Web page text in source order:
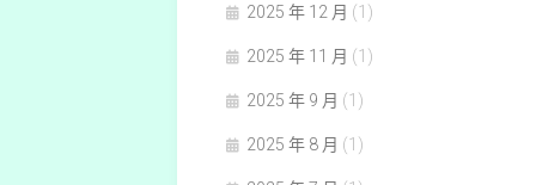
2025 年 12 月 (1)
2025 年 11 月 (1)
2025 年 9 月 (1)
2025 年 8 月 (1)